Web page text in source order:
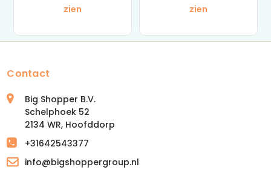
zien
zien
Contact
Big Shopper B.V.
Schelphoek 52
2134 WR, Hoofddorp
+31642543377
info@bigshoppergroup.nl